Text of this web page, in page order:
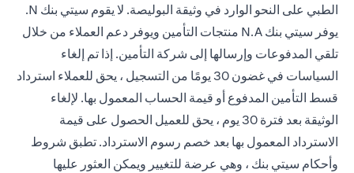
الطبي على النحو الوارد في وثيقة البوليصة. لا يقوم سيتي بنك N.
يوفر سيتي بنك N.A منتجات التأمين ويوفر دعم العملاء من خلال
تلقي المدفوعات وإرسالها إلى شركة التأمين. إذا تم إلغاء
السياسات في غضون 30 يومًا من التسجيل ، يحق للعملاء استرداد
قسط التأمين المدفوع أو قيمة الحساب المعمول بها. لإلغاء
الوثيقة بعد فترة 30 يوم ، يحق للعميل الحصول على قيمة
الاسترداد المعمول بها بعد خصم رسوم الاسترداد. تطبق شروط
وأحكام سيتي بنك ، وهي عرضة للتغيير ويمكن العثور عليها